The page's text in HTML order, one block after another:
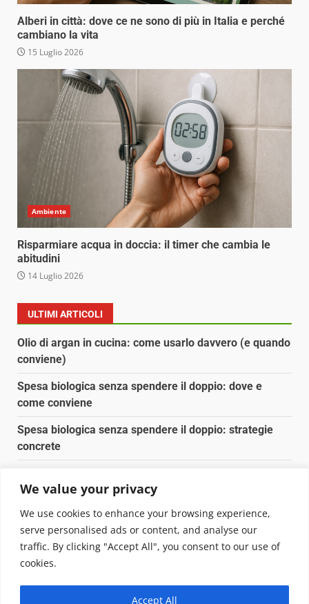
We value your privacy
We use cookies to enhance your browsing experience,
serve personalised ads or content, and analyse our
traffic. By clicking "Accept All", you consent to our use of
cookies.
Accept All
Alberi in città: dove ce ne sono di più in Italia e perché
cambiano la vita
15 Luglio 2026
Ambiente
Risparmiare acqua in doccia: il timer che cambia le
abitudini
14 Luglio 2026
ULTIMI ARTICOLI
Olio di argan in cucina: come usarlo davvero (e quando
conviene)
Spesa biologica senza spendere il doppio: dove e
come conviene
Spesa biologica senza spendere il doppio: strategie
concrete
Pulizia naturale della casa: 3 ingredienti che
sostituiscono 10 prodotti chimici
Copyright © 2025 Biopianeta.it proprietà di Jws Media
Questo blog non è una testata giornalistica, in quanto